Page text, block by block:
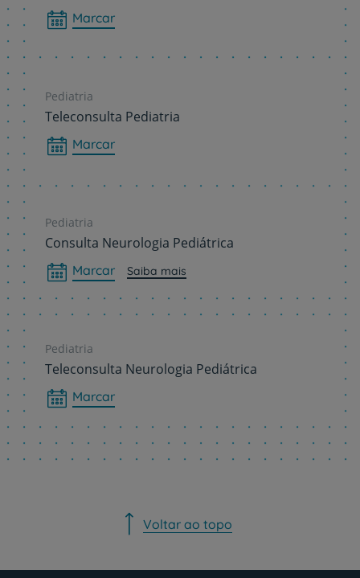
Marcar
Pediatria
Teleconsulta Pediatria
Marcar
Pediatria
Consulta Neurologia Pediátrica
Marcar Saiba mais
Pediatria
Teleconsulta Neurologia Pediátrica
Marcar
Voltar ao topo